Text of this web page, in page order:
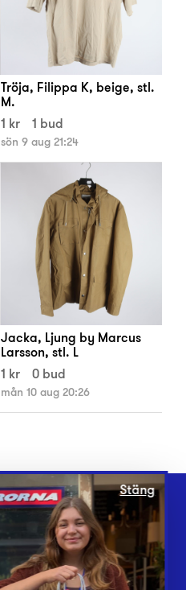
Tröja, Filippa K, beige, stl.
M.
1 kr
1 bud
sön 9 aug 21:24
Jacka, Ljung by Marcus
Larsson, stl. L
1 kr
0 bud
mån 10 aug 20:26
Stäng